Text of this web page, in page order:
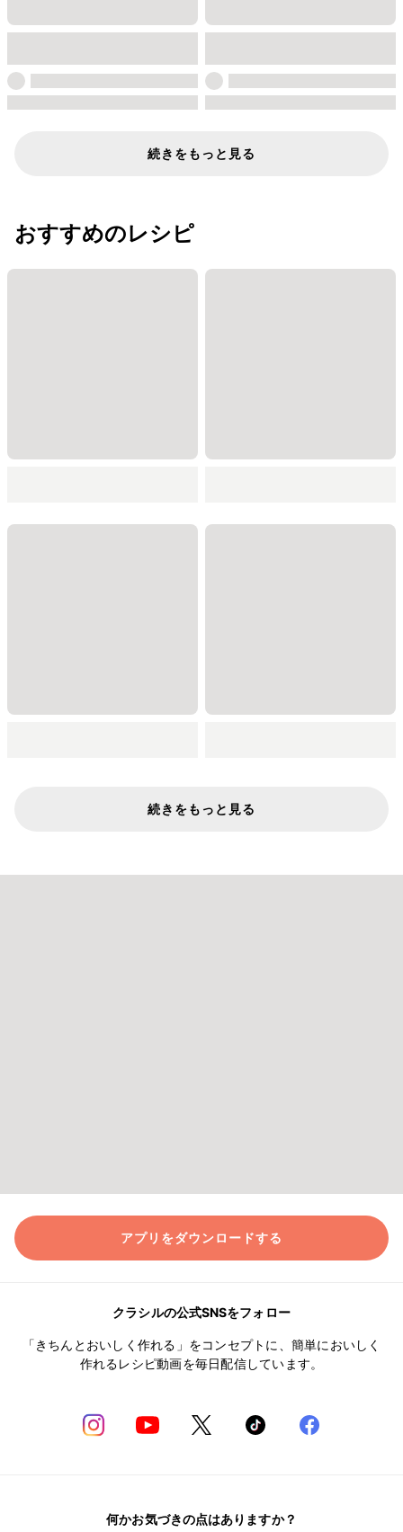
続きをもっと見る
おすすめのレシピ
続きをもっと見る
アプリをダウンロードする
クラシルの公式SNSをフォロー
「きちんとおいしく作れる」をコンセプトに、簡単においしく
作れるレシピ動画を毎日配信しています。
何かお気づきの点はありますか？